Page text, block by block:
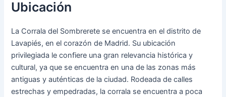
Ubicación
La Corrala del Sombrerete se encuentra en el distrito de
Lavapiés, en el corazón de Madrid. Su ubicación
privilegiada le confiere una gran relevancia histórica y
cultural, ya que se encuentra en una de las zonas más
antiguas y auténticas de la ciudad. Rodeada de calles
estrechas y empedradas, la corrala se encuentra a poca